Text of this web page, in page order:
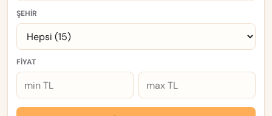
ŞEHIR
FIYAT